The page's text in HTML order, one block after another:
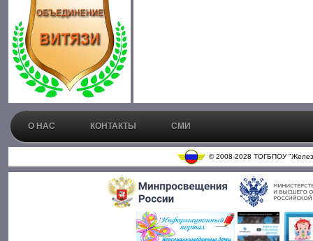
О НАС КОНТАКТЫ СМИ
© 2008-2028 ТОГБПОУ